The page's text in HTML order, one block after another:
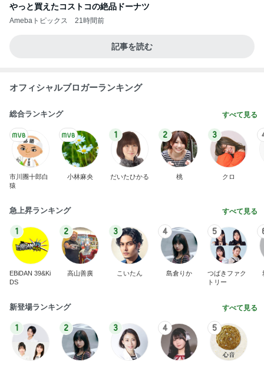
やっと買えたコストコの絶品ドーナツ
Amebaトピックス 21時間前
記事を読む
オフィシャルブロガーランキング
総合ランキング すべて見る
市川團十郎白
猿
小林麻央
1
だいたひかる
2
桃
3
クロ
急上昇ランキング すべて見る
1
EBiDAN 39&Ki
DS
2
高山善廣
3
こいたん
4
島倉りか
5
つばきファク
トリー
新登場ランキング すべて見る
1 2 3 4 5